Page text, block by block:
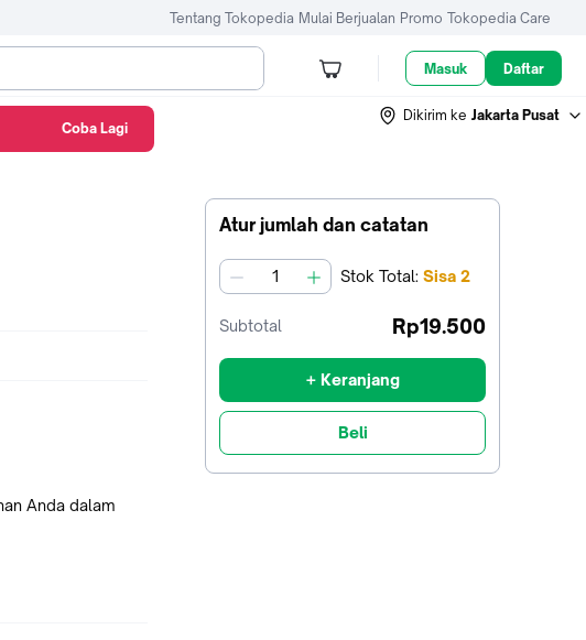
Tentang Tokopedia Mulai Berjualan Promo Tokopedia Care
Masuk Daftar
Dikirim ke Jakarta Pusat
Atur jumlah dan catatan
jumlah Stok Total: Sisa 2
Subtotal Rp19.500
+ Keranjang
Beli
Anda dalam
Coba Lagi